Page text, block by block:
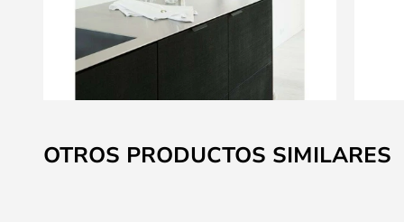
al
comienzo
OTROS PRODUCTOS SIMILARES